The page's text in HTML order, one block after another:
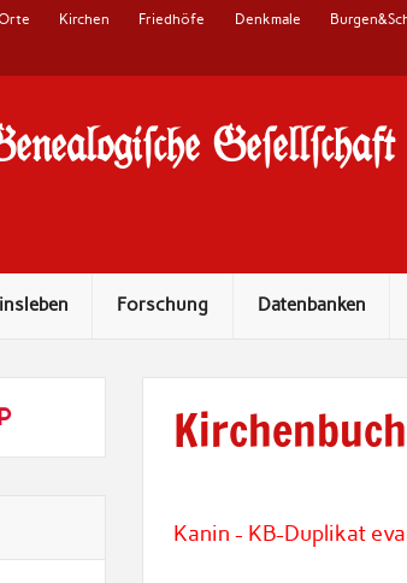
Kirchen Friedhöfe Denkmale
Forschung Datenbanken
Kanin - KB-Duplikat